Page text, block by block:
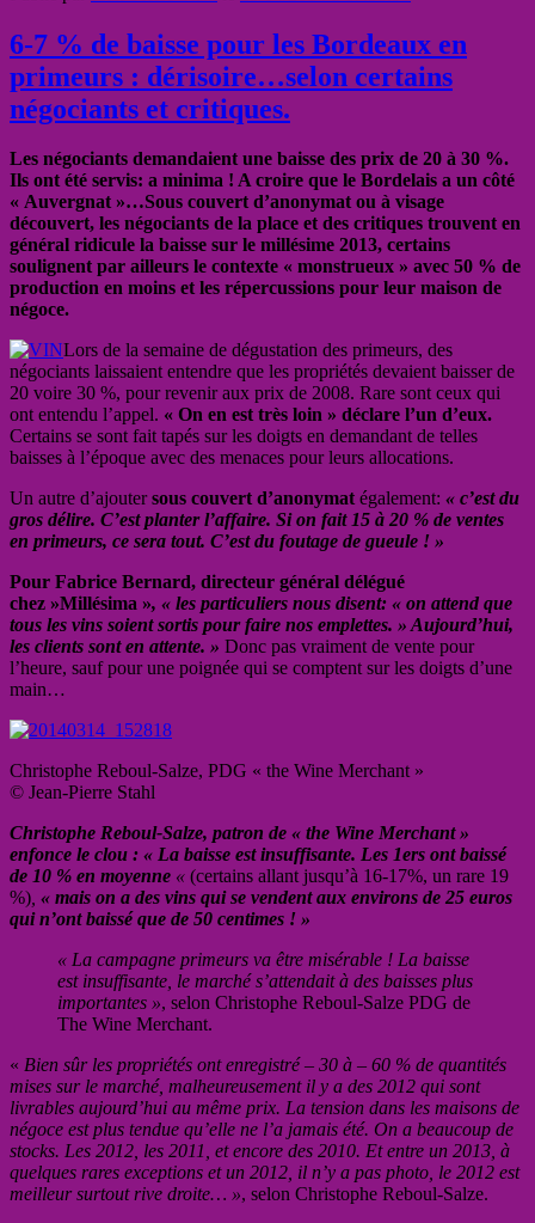
6-7 % de baisse pour les Bordeaux en
primeurs : dérisoire…selon certains
négociants et critiques.
Les négociants demandaient une baisse des prix de 20 à 30 %.
Ils ont été servis: a minima ! A croire que le Bordelais a un côté
« Auvergnat »…Sous couvert d’anonymat ou à visage
découvert, les négociants de la place et des critiques trouvent en
général ridicule la baisse sur le millésime 2013, certains
soulignent par ailleurs le contexte « monstrueux » avec 50 % de
production en moins et les répercussions pour leur maison de
négoce.
Lors de la semaine de dégustation des primeurs, des
négociants laissaient entendre que les propriétés devaient baisser de
20 voire 30 %, pour revenir aux prix de 2008. Rare sont ceux qui
ont entendu l’appel. « On en est très loin » déclare l’un d’eux.
Certains se sont fait tapés sur les doigts en demandant de telles
baisses à l’époque avec des menaces pour leurs allocations.
Un autre d’ajoutersous couvert d’anonymat également: « c’est du
gros délire. C’est planter l’affaire. Si on fait 15 à 20 % de ventes
en primeurs, ce sera tout. C’est du foutage de gueule ! »
Pour Fabrice Bernard, directeur général délégué
chez »Millésima », « les particuliers nous disent: « on attend que
tous les vins soient sortis pour faire nos emplettes. » Aujourd’hui,
les clients sont en attente. » Donc pas vraiment de vente pour
l’heure, sauf pour une poignée qui se comptent sur les doigts d’une
main…
Christophe Reboul-Salze, PDG « the Wine Merchant »
© Jean-Pierre Stahl
Christophe Reboul-Salze, patron de « the Wine Merchant »
enfonce le clou : « La baisse est insuffisante. Les 1ers ont baissé
de 10 % en moyenne « (certains allant jusqu’à 16-17%, un rare 19
%), « mais on a des vins qui se vendent aux environs de 25 euros
qui n’ont baissé que de 50 centimes ! »
« La campagne primeurs va être misérable ! La baisse
est insuffisante, le marché s’attendait à des baisses plus
importantes », selon Christophe Reboul-Salze PDG de
The Wine Merchant.
« Bien sûr les propriétés ont enregistré – 30 à – 60 % de quantités
mises sur le marché, malheureusement il y a des 2012 qui sont
livrables aujourd’hui au même prix. La tension dans les maisons de
négoce est plus tendue qu’elle ne l’a jamais été. On a beaucoup de
stocks. Les 2012, les 2011, et encore des 2010. Et entre un 2013, à
quelques rares exceptions et un 2012, il n’y a pas photo, le 2012 est
meilleur surtout rive droite… », selon Christophe Reboul-Salze.